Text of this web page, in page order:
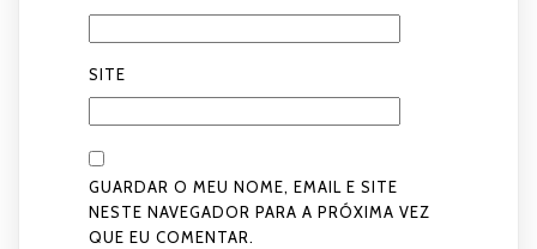
SITE
GUARDAR O MEU NOME, EMAIL E SITE
NESTE NAVEGADOR PARA A PRÓXIMA VEZ
QUE EU COMENTAR.